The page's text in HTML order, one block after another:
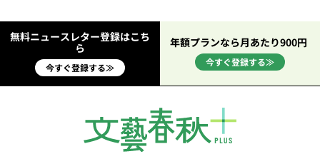
無料ニュースレター登録はこち
ら
今すぐ登録する≫
年額プランなら月あたり900円
今すぐ登録する≫